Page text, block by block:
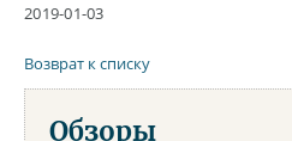
2019-01-03
Возврат к списку
Обзоры